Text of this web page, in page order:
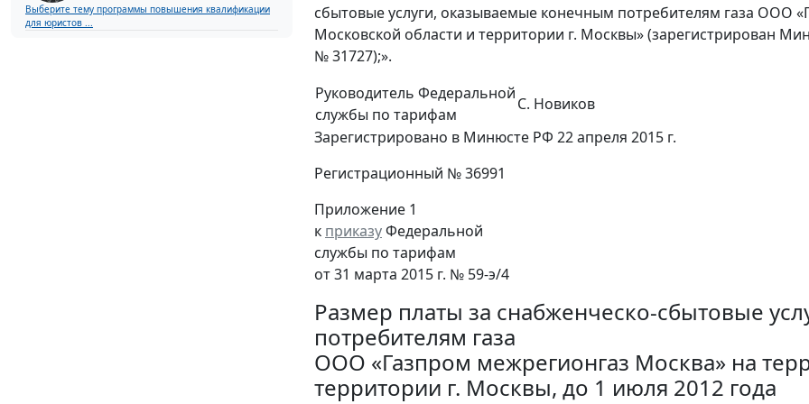
Выберите тему программы повышения квалификации
для юристов ...
сбытовые услуги, оказываемые конечным потребителям газа ООО
Московской области и территории г. Москвы» (зарегистрирован
№ 31727);».
Руководитель Федеральной
службы по тарифам
С. Новиков
Зарегистрировано в Минюсте РФ 22 апреля 2015 г.
Регистрационный № 36991
Приложение 1
к приказуФедеральной
службы по тарифам
от 31 марта 2015 г. № 59-э/4
Размер платы за снабженческо-сбытовые
потребителям газа
ООО «Газпром межрегионгаз Москва» на
территории г. Москвы, до 1 июля 2012 года